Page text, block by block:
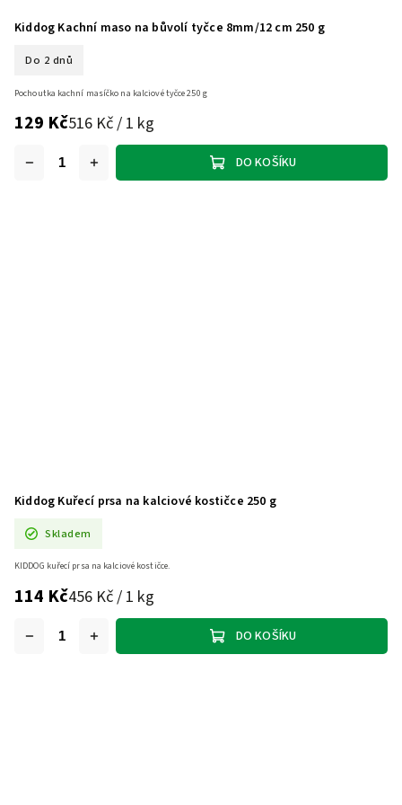
Kiddog Kachní maso na bůvolí tyčce 8mm/12 cm 250 g
Do 2 dnů
129 Kč516 Kč / 1 kg
DO KOŠÍKU
Pochoutka kachní masíčko na kalciové tyčce 250 g
Kiddog Kuřecí prsa na kalciové kostičce 250 g
Skladem
114 Kč456 Kč / 1 kg
DO KOŠÍKU
KIDDOG kuřecí prsa na kalciové kostičce.